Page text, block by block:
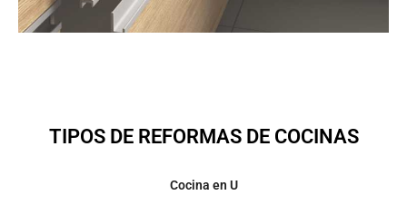
TIPOS DE REFORMAS DE COCINAS
Cocina en U